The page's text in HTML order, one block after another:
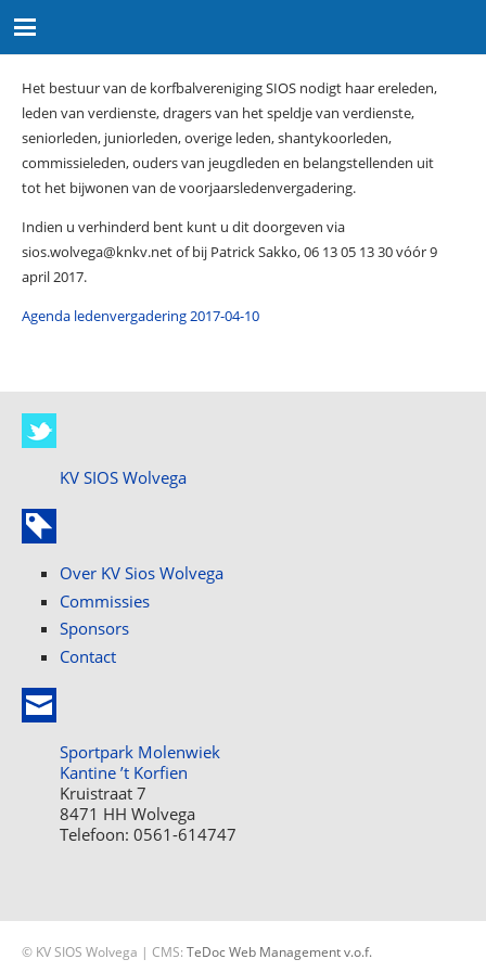
Het bestuur van de korfbalvereniging SIOS nodigt haar ereleden,
leden van verdienste, dragers van het speldje van verdienste,
seniorleden, juniorleden, overige leden, shantykoorleden,
commissieleden, ouders van jeugdleden en belangstellenden uit
tot het bijwonen van de voorjaarsledenvergadering.
Indien u verhinderd bent kunt u dit doorgeven via
sios.wolvega@knkv.net of bij Patrick Sakko, 06 13 05 13 30 vóór 9
april 2017.
Agenda ledenvergadering 2017-04-10
KV SIOS Wolvega
Over KV Sios Wolvega
Commissies
Sponsors
Contact
Sportpark Molenwiek
Kantine ’t Korfien
Kruistraat 7
8471 HH Wolvega
Telefoon: 0561-614747
© KV SIOS Wolvega | CMS: TeDoc Web Management v.o.f.